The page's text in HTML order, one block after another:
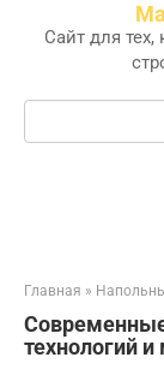
Сайт для тех,
Поиск:
Главная »
технологий